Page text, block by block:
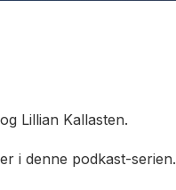
Lillian Kallasten.
i denne podkast-serien.